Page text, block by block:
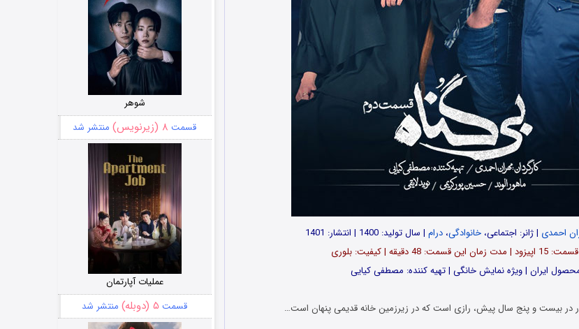
احمدی | ژانر: اجتماعی، خانوادگی، درام| سال تولید: 1400 | انتشار: 1401
این قسمت: 48 دقیقه | کیفیت: بلوری
ایران | ویژه نمایش خانگی | تهیه کننده: مصطفی کیایی
در بیست و پنج سال پیش، رازی است که در زیرزمین خانه قدیمی پنهان است…
شوهر
قسمت ۸ (زیرنویس) منتشر شد
عملیات آپارتمان
قسمت ۵ (دوبله) منتشر شد